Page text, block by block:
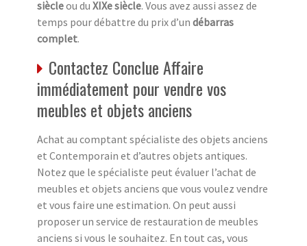
siècleou du XIXe siècle. Vous avez aussi assez de
temps pour débattre du prix d’un débarras
complet.
Contactez Conclue Affaire
immédiatement pour vendre vos
meubles et objets anciens
Achat au comptant spécialiste des objets anciens
et Contemporain et d’autres objets antiques.
Notez que le spécialiste peut évaluer l’achat de
meubles et objets anciens que vous voulez vendre
et vous faire une estimation. On peut aussi
proposer un service de restauration de meubles
anciens si vous le souhaitez. En tout cas, vous